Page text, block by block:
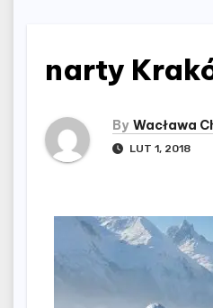
narty
By Wacława
LUT 1, 2018